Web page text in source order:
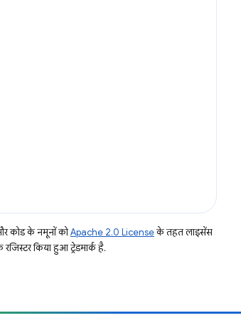
कोड के नमूनों कोApache 2.0 Licenseके तहत लाइसेंस
किया हुआ ट्रेडमार्क है.